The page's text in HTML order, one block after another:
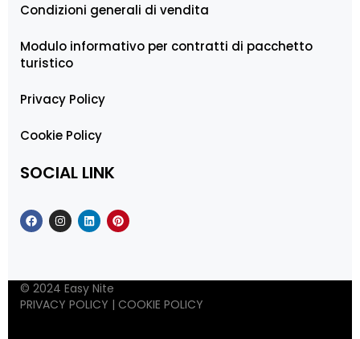
Condizioni generali di vendita
Modulo informativo per contratti di pacchetto
turistico
Privacy Policy
Cookie Policy
SOCIAL LINK
© 2024 Easy Nite
PRIVACY POLICY | COOKIE POLICY